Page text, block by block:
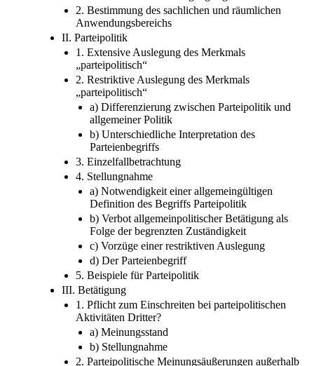
1. Rechtstatsächliche Ausgangslage
2. Bestimmung des sachlichen und räumlichen
Anwendungsbereichs
II. Parteipolitik
1. Extensive Auslegung des Merkmals
„parteipolitisch“
2. Restriktive Auslegung des Merkmals
„parteipolitisch“
a) Differenzierung zwischen Parteipolitik und
allgemeiner Politik
b) Unterschiedliche Interpretation des
Parteienbegriffs
3. Einzelfallbetrachtung
4. Stellungnahme
a) Notwendigkeit einer allgemeingültigen
Definition des Begriffs Parteipolitik
b) Verbot allgemeinpolitischer Betätigung als
Folge der begrenzten Zuständigkeit
c) Vorzüge einer restriktiven Auslegung
d) Der Parteienbegriff
5. Beispiele für Parteipolitik
III. Betätigung
1. Pflicht zum Einschreiten bei parteipolitischen
Aktivitäten Dritter?
a) Meinungsstand
b) Stellungnahme